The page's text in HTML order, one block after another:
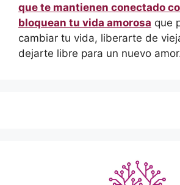
que te mantienen conectado
bloquean tu vida amorosa que
cambiar tu vida, liberarte de
dejarte libre para un nuevo